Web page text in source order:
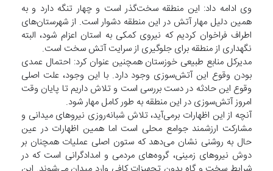
وی ادامه داد: این منطقه سخت‌گذر است و چهار تنگه دارد و به
همین دلیل مهار آتش در این منطقه دشوار است. از شهرستان‌های
اطراف فراخوان کردیم که نیروی کمکی به استان اعزام شود، البته
نگهداری از منطقه برای جلوگیری از سرایت آتش سخت است.
مدیرکل منابع طبیعی خوزستان همچنین عنوان کرد: احتمال عمدی
بودن وقوع این آتش‌سوزی وجود دارد. با این وجود، علت اصلی
وقوع این حادثه در دست بررسی است و تلاش داریم تا پایان وقت
امروز آتش‌سوزی در این منطقه به طور کامل مهار شود.
آنچه از این اظهارات برمی‌آید، تلاش شبانه‌روزی نیروهای میدانی و
مشارکت ارزشمند جوامع محلی است اما همین اظهارات در عین
حال به روشنی نشان می‌دهد که ستون اصلی عملیات همچنان بر
دوش نیروهای زمینی، گروه‌های مردمی و امدادگرانی است که در